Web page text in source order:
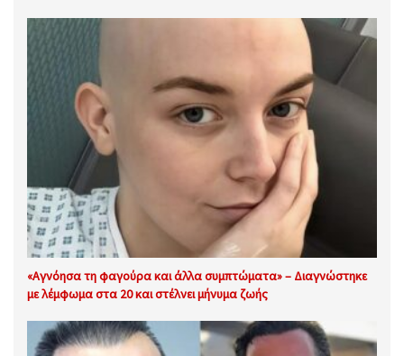
«Αγνόησα τη φαγούρα και άλλα συμπτώματα» – Διαγνώστηκε
με λέμφωμα στα 20 και στέλνει μήνυμα ζωής